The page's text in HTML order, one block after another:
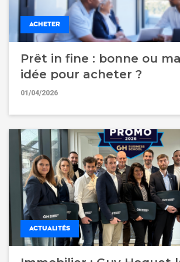
ACHETER
Prêt in fine : bonne ou
idée pour acheter ?
01/04/2026
ACTUALITÉS